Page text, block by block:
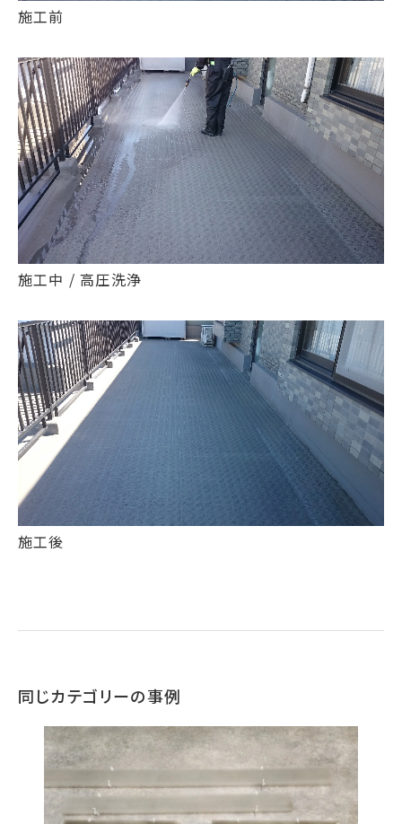
施工前
施工中 / 高圧洗浄
施工後
同じカテゴリーの事例